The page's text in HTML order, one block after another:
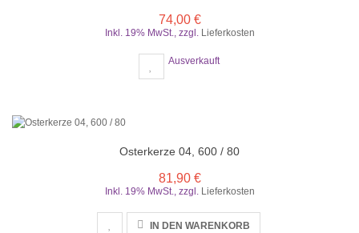
74,00 €
Inkl. 19% MwSt., zzgl. Lieferkosten
Ausverkauft
Osterkerze 04, 600 / 80
81,90 €
Inkl. 19% MwSt., zzgl. Lieferkosten
IN DEN WARENKORB